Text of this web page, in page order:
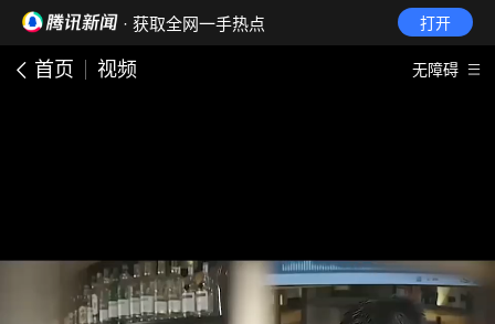
· 获取全网一手热点 打开
首页 视频 无障碍